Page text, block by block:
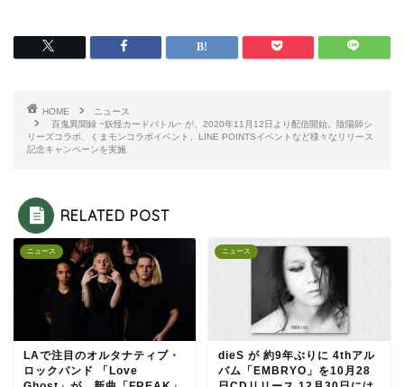
HOME
ニュース
百鬼異聞録 ~妖怪カードバトル~ が、2020年11月12日より配信開始。陰陽師シ
リーズコラボ、くまモンコラボイベント、LINE POINTSイベントなど様々なリリース
記念キャンペーンを実施
RELATED POST
ニュース
LAで注目のオルタナティブ・
ロックバンド 「Love
ニュース
dieS が 約9年ぶりに 4thアル
バム「EMBRYO」を10月28